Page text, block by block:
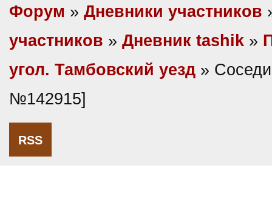
Форум » Дневники участников
участников » Дневник tashik »
угол. Тамбовский уезд »
№142915]
RSS